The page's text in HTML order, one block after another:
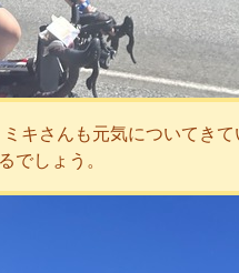
キさんも元気についてき
でしょう。